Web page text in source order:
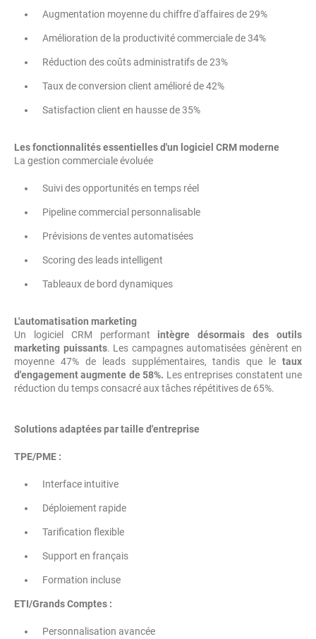
Augmentation moyenne du chiffre d'affaires de 29%
Amélioration de la productivité commerciale de 34%
Réduction des coûts administratifs de 23%
Taux de conversion client amélioré de 42%
Satisfaction client en hausse de 35%
Les fonctionnalités essentielles d'un logiciel CRM moderne
La gestion commerciale évoluée
Suivi des opportunités en temps réel
Pipeline commercial personnalisable
Prévisions de ventes automatisées
Scoring des leads intelligent
Tableaux de bord dynamiques
L'automatisation marketing
Un logiciel CRM performant intègre désormais des outils
marketing puissants. Les campagnes automatisées génèrent en
moyenne 47% de leads supplémentaires, tandis que le taux
d'engagement augmente de 58%. Les entreprises constatent une
réduction du temps consacré aux tâches répétitives de 65%.
Solutions adaptées par taille d'entreprise
TPE/PME :
Interface intuitive
Déploiement rapide
Tarification flexible
Support en français
Formation incluse
ETI/Grands Comptes :
Personnalisation avancée